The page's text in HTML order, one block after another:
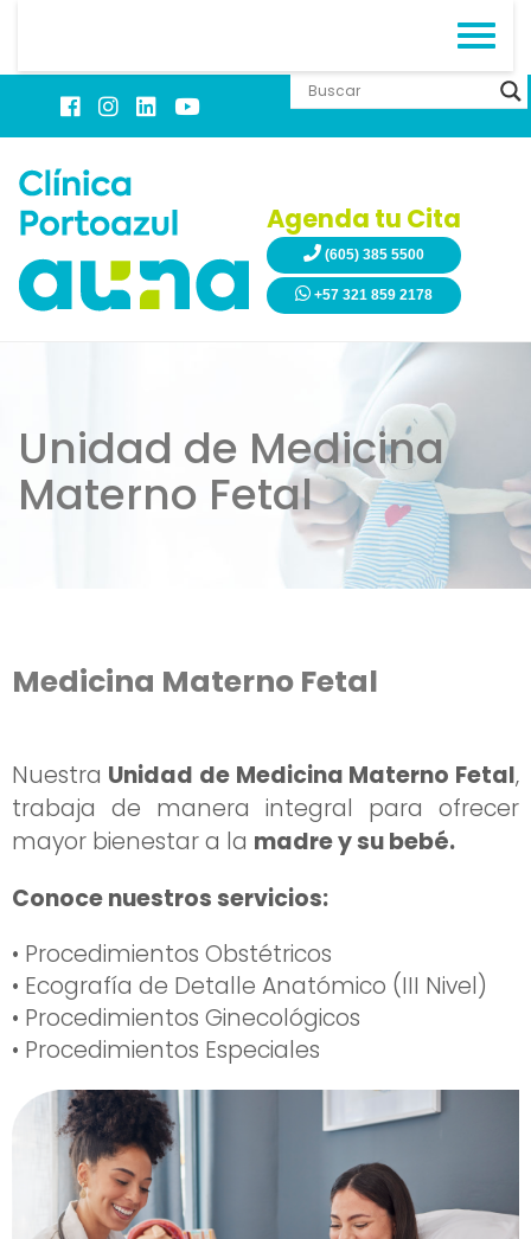
Agenda tu Cita
(605) 385 5500
+57 321 859 2178
Unidad de Medicina
Materno Fetal
Medicina Materno Fetal
Nuestra Unidad de Medicina Materno Fetal,
trabaja de manera integral para ofrecer
mayor bienestara la madre y su bebé.
Conoce nuestros servicios:
• Procedimientos Obstétricos
• Ecografía de Detalle Anatómico (III Nivel)
• Procedimientos Ginecológicos
• Procedimientos Especiales